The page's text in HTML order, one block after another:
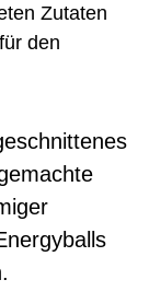
Zutaten
den